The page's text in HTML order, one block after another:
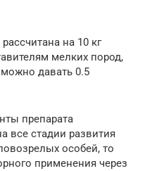
на 10 кг
мелких пород,
давать 0.5
препарата
все стадии развития
особей, то
применения через